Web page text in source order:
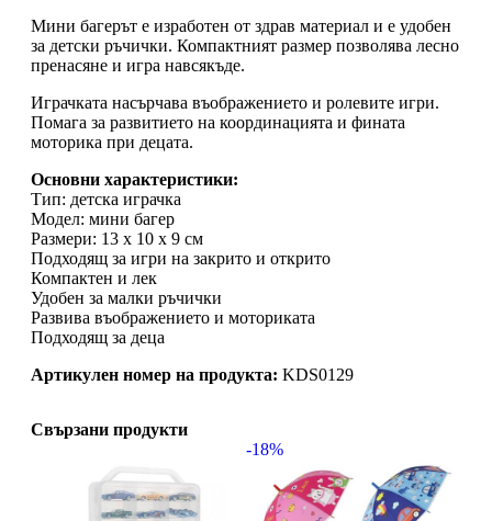
Мини багерът е изработен от здрав материал и е удобен
за детски ръчички. Компактният размер позволява лесно
пренасяне и игра навсякъде.
Играчката насърчава въображението и ролевите игри.
Помага за развитието на координацията и фината
моторика при децата.
Основни характеристики:
Тип: детска играчка
Модел: мини багер
Размери: 13 х 10 х 9 см
Подходящ за игри на закрито и открито
Компактен и лек
Удобен за малки ръчички
Развива въображението и моториката
Подходящ за деца
Артикулен номер на продукта: KDS0129
Свързани продукти
-18%